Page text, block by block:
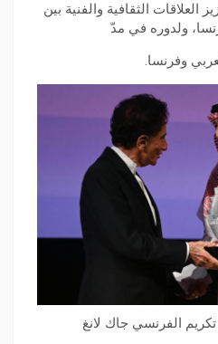
العلاقات الثقافية والفنية بين
ولدوره في مدّ
وفرنسا.
الفرنسي جاك لانغ